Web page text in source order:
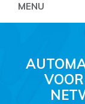
MENU